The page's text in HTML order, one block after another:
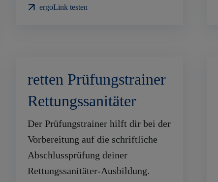
ergoLink testen
retten Prüfungstrainer
Rettungssanitäter
Der Prüfungstrainer hilft dir bei der
Vorbereitung auf die schriftliche
Abschlussprüfung deiner
Rettungssanitäter-Ausbildung.